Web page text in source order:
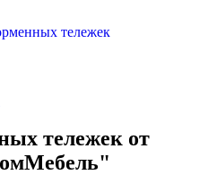
тележек от